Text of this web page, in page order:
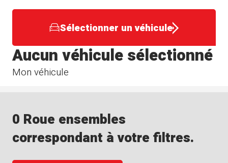
Sélectionner un véhicule
Mon véhicule
Aucun véhicule sélectionné
0 Roue ensembles
correspondant à votre filtres.